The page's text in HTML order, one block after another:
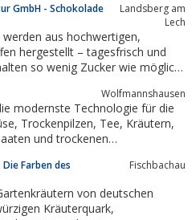
GmbH - Schokolade
Landsberg am
Lech
aus hochwertigen,
hergestellt – tagesfrisch und
so wenig Zucker wie möglich
Wolfmannshausen
modernste Technologie für die
in unserem Hause mit der
Farben des
Fischbachau
von deutschen
Kräuterquark,